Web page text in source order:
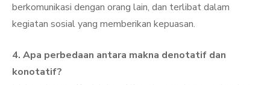
berkomunikasi dengan orang lain, dan terlibat dalam
kegiatan sosial yang memberikan kepuasan.
4. Apa perbedaan antara makna denotatif dan
konotatif?